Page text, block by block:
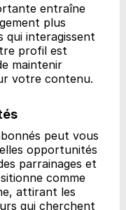
entraîne
plus
qui interagissent
profil est
maintenir
votre contenu.
peut vous
opportunités
parrainages et
comme
attirant les
qui cherchent